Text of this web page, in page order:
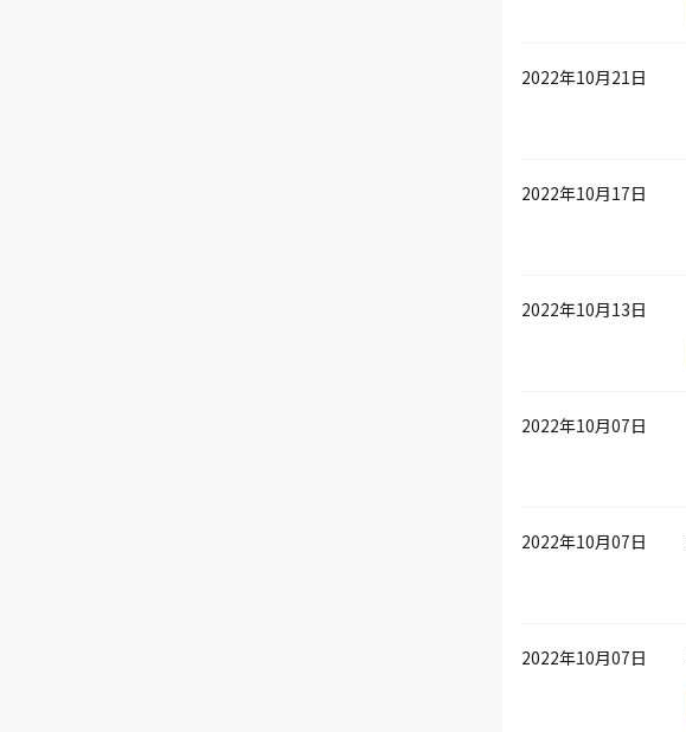
2022年10月21日
2022年10月17日
2022年10月13日
2022年10月07日
2022年10月07日
2022年10月07日